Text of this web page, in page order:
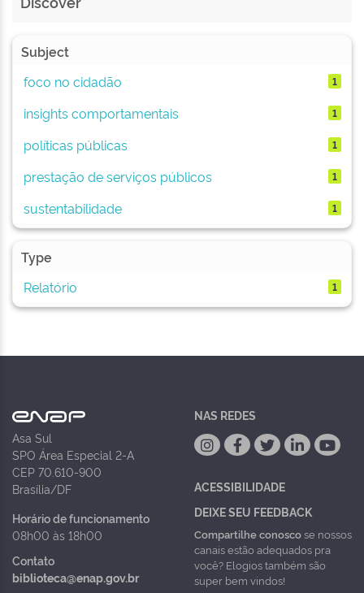
Subject
foco no cidadão
1
insights comportamentais 1
políticas públicas 1
prestação de serviços públicos 1
sustentabilidade 1
Type
Relatório
1
Asa Sul
SPO Área Especial 2-A
CEP 70.610-900
Brasília/DF
Horário de funcionamento
08h00 às 18h00
Contato
biblioteca@enap.gov.br
NAS REDES
ACESSIBILIDADE
DEIXE SEU FEEDBACK
Compartilhe conoscose nossos
canais estão adequados pra
você? Elogios também são
super bem vindos!